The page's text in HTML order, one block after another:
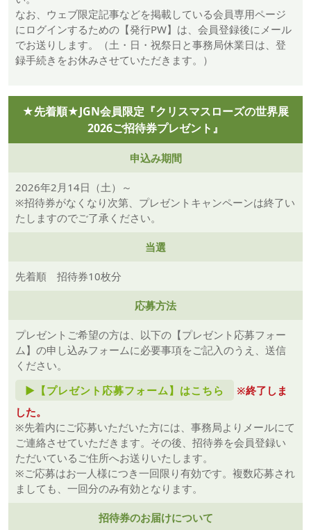
なお、ウェブ限定記事などを掲載している会員専用ページ
にログインするための【発行PW】は、会員登録後にメール
でお送りします。（土・日・祝祭日と事務局休業日は、登
録手続きをお休みさせていただきます。）
★先着順★JGN会員限定『クリスマスローズの世界展
2026ご招待券プレゼント』
申込み期間
2026年2月14日（土）～
※招待券がなくなり次第、プレゼントキャンペーンは終了い
たしますのでご了承ください。
当選
先着順 招待券10枚分
応募方法
プレゼントご希望の方は、以下の【プレゼント応募フォー
ム】の申し込みフォームに必要事項をご記入のうえ、送信
ください。
►【プレゼント応募フォーム】はこちら
※終了しま
した。
※先着内にご応募いただいた方には、事務局よりメールにて
ご連絡させていただきます。その後、招待券を会員登録い
ただいているご住所へお送りいたします。
※ご応募はお一人様につき一回限り有効です。複数応募され
ましても、一回分のみ有効となります。
招待券のお届けについて